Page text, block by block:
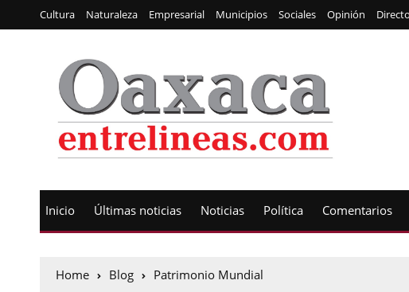
Cultura Naturaleza Empresarial Municipios Sociales Opinión
Inicio Últimas noticias Noticias Política Comentarios
Home Blog Patrimonio Mundial